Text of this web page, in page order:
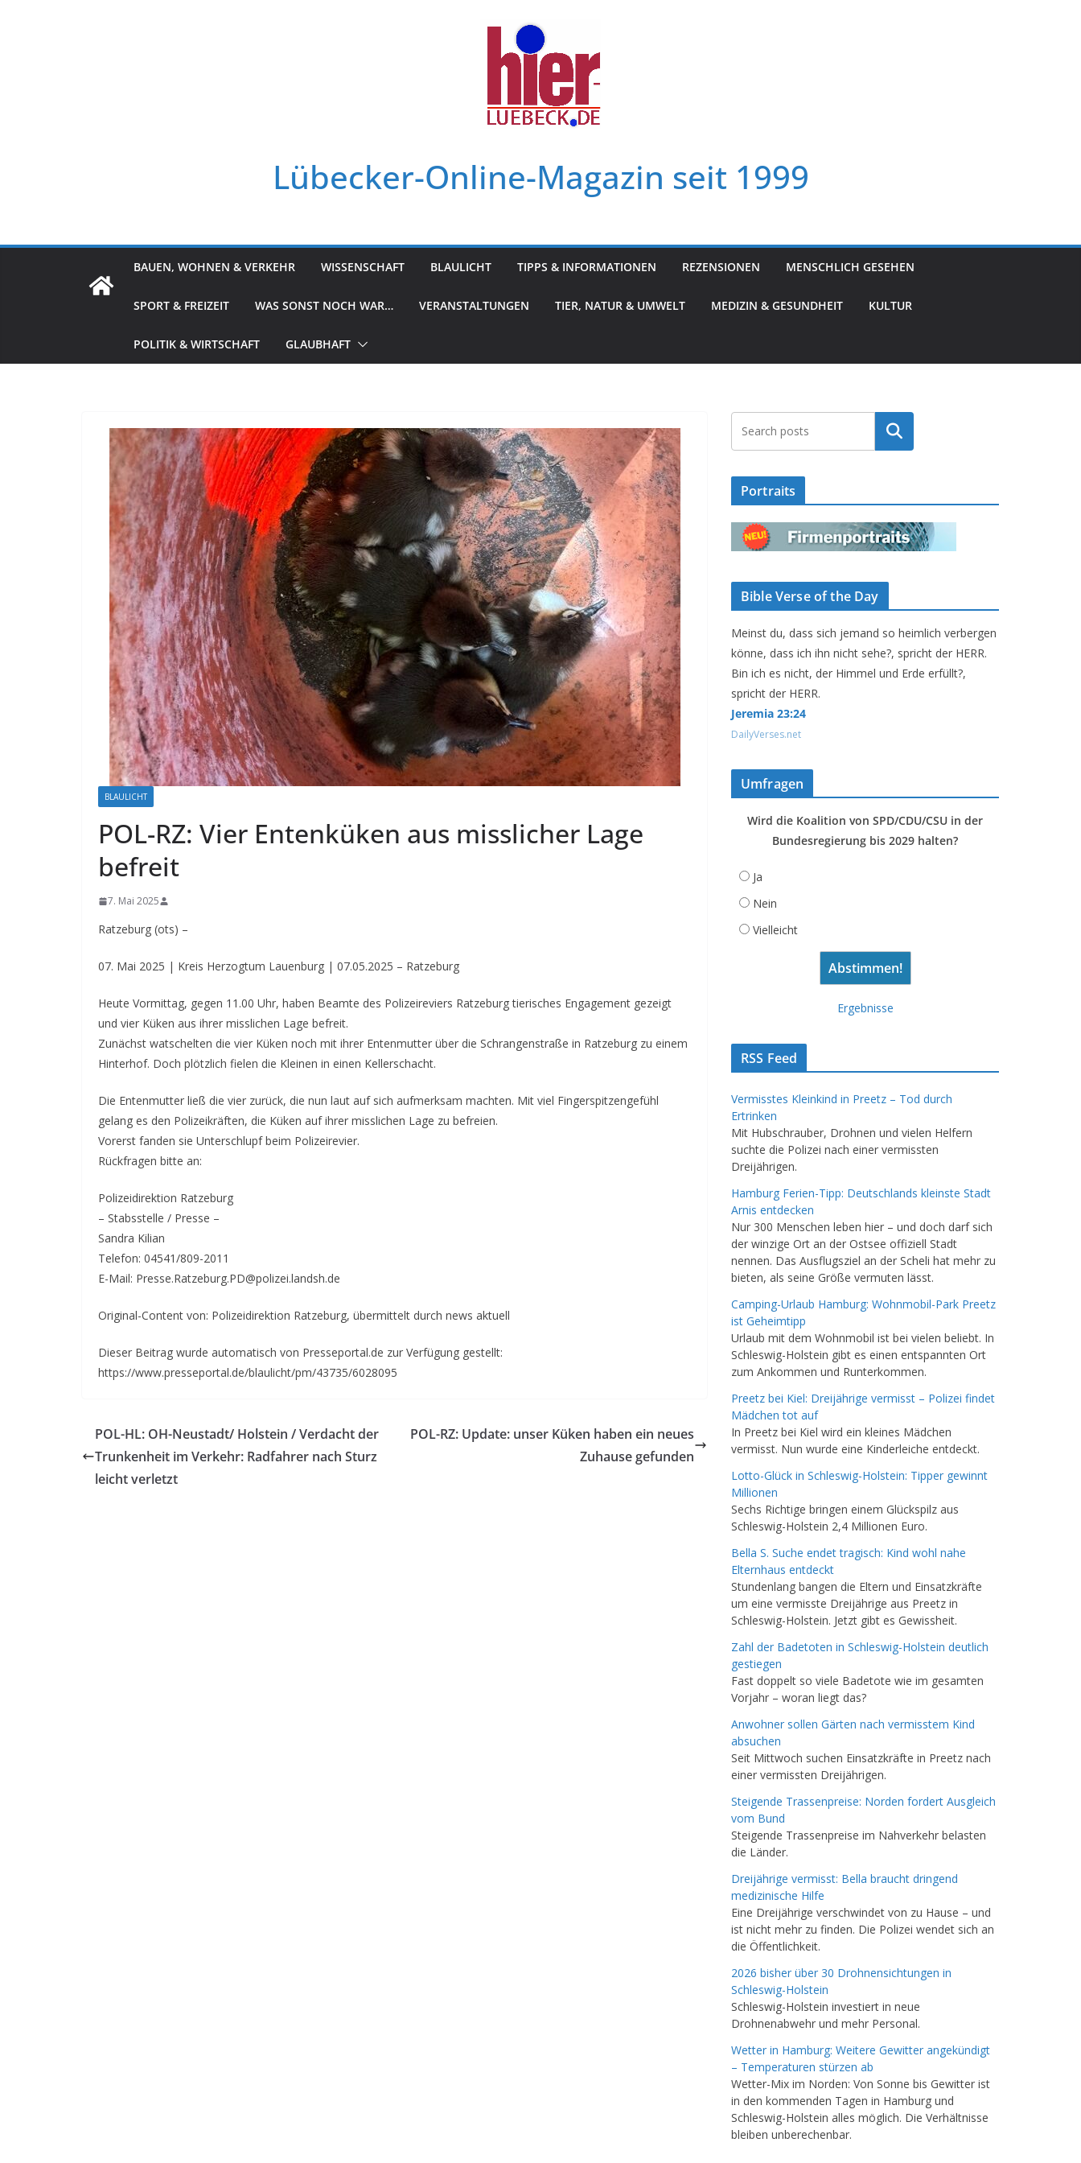
Lübecker-Online-Magazin seit 1999
BAUEN, WOHNEN & VERKEHR WISSENSCHAFT BLAULICHT TIPPS & INFORMATIONEN REZENSIONEN MENSCHLICH GESEHEN
SPORT & FREIZEIT WAS SONST NOCH WAR… VERANSTALTUNGEN TIER, NATUR & UMWELT MEDIZIN & GESUNDHEIT KULTUR
POLITIK & WIRTSCHAFT GLAUBHAFT
BLAULICHT
POL-RZ: Vier Entenküken aus misslicher Lage
befreit
7. Mai 2025
Ratzeburg (ots) –
07. Mai 2025 | Kreis Herzogtum Lauenburg | 07.05.2025 – Ratzeburg
Heute Vormittag, gegen 11.00 Uhr, haben Beamte des Polizeireviers Ratzeburg tierisches Engagement gezeigt
und vier Küken aus ihrer misslichen Lage befreit.
Zunächst watschelten die vier Küken noch mit ihrer Entenmutter über die Schrangenstraße in Ratzeburg zu einem
Hinterhof. Doch plötzlich fielen die Kleinen in einen Kellerschacht.
Die Entenmutter ließ die vier zurück, die nun laut auf sich aufmerksam machten. Mit viel Fingerspitzengefühl
gelang es den Polizeikräften, die Küken auf ihrer misslichen Lage zu befreien.
Vorerst fanden sie Unterschlupf beim Polizeirevier.
Rückfragen bitte an:
Polizeidirektion Ratzeburg
– Stabsstelle / Presse –
Sandra Kilian
Telefon: 04541/809-2011
E-Mail: Presse.Ratzeburg.PD@polizei.landsh.de
Original-Content von: Polizeidirektion Ratzeburg, übermittelt durch news aktuell
Dieser Beitrag wurde automatisch von Presseportal.de zur Verfügung gestellt:
https://www.presseportal.de/blaulicht/pm/43735/6028095
POL-HL: OH-Neustadt/ Holstein / Verdacht der
Trunkenheit im Verkehr: Radfahrer nach Sturz
leicht verletzt
POL-RZ: Update: unser Küken haben ein neues
Zuhause gefunden
Suchen
Portraits
Bible Verse of the Day
Meinst du, dass sich jemand so heimlich verbergen
könne, dass ich ihn nicht sehe?, spricht der HERR.
Bin ich es nicht, der Himmel und Erde erfüllt?,
spricht der HERR.
Jeremia 23:24
DailyVerses.net
Umfragen
Wird die Koalition von SPD/CDU/CSU in der
Bundesregierung bis 2029 halten?
Ja
Nein
Vielleicht
Ergebnisse
RSS Feed
Vermisstes Kleinkind in Preetz – Tod durch
Ertrinken
Mit Hubschrauber, Drohnen und vielen Helfern
suchte die Polizei nach einer vermissten
Dreijährigen.
Hamburg Ferien-Tipp: Deutschlands kleinste Stadt
Arnis entdecken
Nur 300 Menschen leben hier – und doch darf sich
der winzige Ort an der Ostsee offiziell Stadt
nennen. Das Ausflugsziel an der Scheli hat mehr zu
bieten, als seine Größe vermuten lässt.
Camping-Urlaub Hamburg: Wohnmobil-Park Preetz
ist Geheimtipp
Urlaub mit dem Wohnmobil ist bei vielen beliebt. In
Schleswig-Holstein gibt es einen entspannten Ort
zum Ankommen und Runterkommen.
Preetz bei Kiel: Dreijährige vermisst – Polizei findet
Mädchen tot auf
In Preetz bei Kiel wird ein kleines Mädchen
vermisst. Nun wurde eine Kinderleiche entdeckt.
Lotto-Glück in Schleswig-Holstein: Tipper gewinnt
Millionen
Sechs Richtige bringen einem Glückspilz aus
Schleswig-Holstein 2,4 Millionen Euro.
Bella S. Suche endet tragisch: Kind wohl nahe
Elternhaus entdeckt
Stundenlang bangen die Eltern und Einsatzkräfte
um eine vermisste Dreijährige aus Preetz in
Schleswig-Holstein. Jetzt gibt es Gewissheit.
Zahl der Badetoten in Schleswig-Holstein deutlich
gestiegen
Fast doppelt so viele Badetote wie im gesamten
Vorjahr – woran liegt das?
Anwohner sollen Gärten nach vermisstem Kind
absuchen
Seit Mittwoch suchen Einsatzkräfte in Preetz nach
einer vermissten Dreijährigen.
Steigende Trassenpreise: Norden fordert Ausgleich
vom Bund
Steigende Trassenpreise im Nahverkehr belasten
die Länder.
Dreijährige vermisst: Bella braucht dringend
medizinische Hilfe
Eine Dreijährige verschwindet von zu Hause – und
ist nicht mehr zu finden. Die Polizei wendet sich an
die Öffentlichkeit.
2026 bisher über 30 Drohnensichtungen in
Schleswig-Holstein
Schleswig-Holstein investiert in neue
Drohnenabwehr und mehr Personal.
Wetter in Hamburg: Weitere Gewitter angekündigt
– Temperaturen stürzen ab
Wetter-Mix im Norden: Von Sonne bis Gewitter ist
in den kommenden Tagen in Hamburg und
Schleswig-Holstein alles möglich. Die Verhältnisse
bleiben unberechenbar.